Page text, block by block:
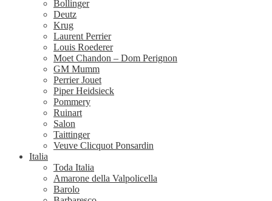
Bollinger
Deutz
Krug
Laurent Perrier
Louis Roederer
Moet Chandon – Dom Perignon
GM Mumm
Perrier Jouet
Piper Heidsieck
Pommery
Ruinart
Salon
Taittinger
Veuve Clicquot Ponsardin
Italia
Toda Italia
Amarone della Valpolicella
Barolo